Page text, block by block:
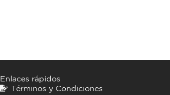
Enlaces rápidos
Términos y Condiciones